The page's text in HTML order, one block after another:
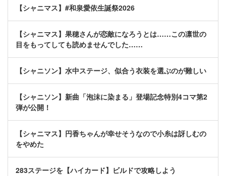
【シャニマス】#和泉愛依生誕祭2026
【シャニマス】果穂さんが恋敵になろうとは……この凛世の
目をもってしても読めませんでした……
【シャニソン】水中ステージ、似合う衣装を選ぶのが難しい
【シャニソン】新曲「泡沫に染まる」登場記念特別4コマ第2
弾が公開！
【シャニマス】円香ちゃんが幸せそうなので小糸は訝しむの
をやめた
283ステージを【ハイカード】ビルドで攻略しよう